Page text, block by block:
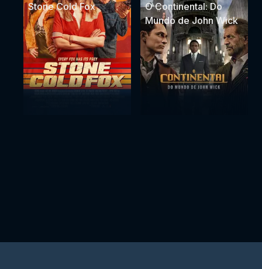
Stone Cold Fox
O Continental: Do
Mundo de John Wick